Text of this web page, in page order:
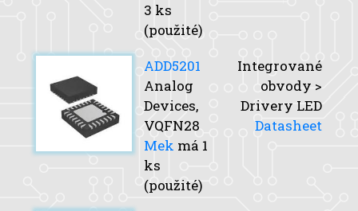
3 ks
(použité)
ADD5201
Analog
Devices,
VQFN28
Mek má 1
ks
(použité)
Integrované
obvody >
Drivery LED
Datasheet